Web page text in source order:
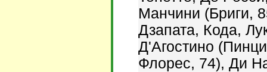
Манчини (Бриги,
Дзапата, Кода,
Д'Агостино
Флорес, 74), Ди